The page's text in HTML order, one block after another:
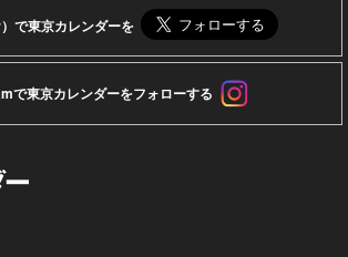
で東京カレンダーを
で東京カレンダーをフォローする